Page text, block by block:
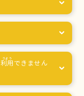
利用 できません